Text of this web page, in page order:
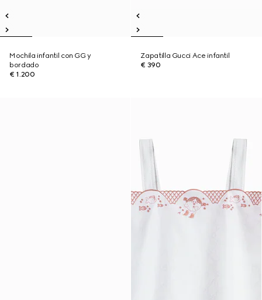
Mochila infantil con GG y
bordado
€ 1.200
Zapatilla Gucci Ace infantil
€ 390